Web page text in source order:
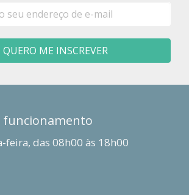
QUERO ME INSCREVER
funcionamento
feira, das 08h00 às 18h00